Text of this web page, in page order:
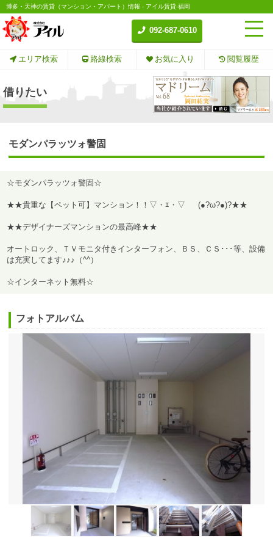
博多・天神の賃貸（マンション・アパート）情報 - アイル賃貸-福岡
092-687-0610
エリア検索 路線検索 お気に入り 閲覧履歴
借りたい
モダンパラッツォ警固
☆モダンパラッツォ警固☆
★★貴重な【ペット可】マンション！！▽・ｴ・▽ (●?ω?●)?★★
★★デザイナーズマンションの最高峰★★
オートロック、ＴＶモニタ付きインターフォン、ＢＳ、ＣＳ･･･等、設備
は充実してます♪♪♪（^^）
☆インターネット無料☆
フォトアルバム